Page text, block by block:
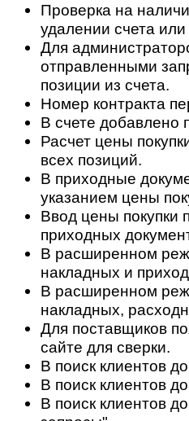
Проверка на
удалении счета
Для
отправленными
позиции из счета.
Номер контракта
В счете добавлено
Расчет цены
всех позиций.
В приходные
указанием цены
Ввод цены покупки
приходных
В расширенном
накладных и
В расширенном
накладных,
Для поставщиков
сайте для сверки.
В поиск клиентов
В поиск клиентов
В поиск клиентов